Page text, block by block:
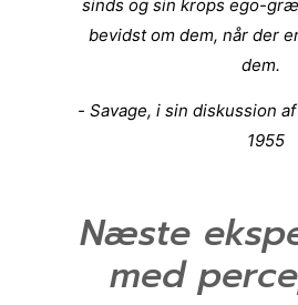
sinds og sin krops ego-
bevidst om dem, når der
dem.
- Savage, i sin diskussion
1955
Næste
med